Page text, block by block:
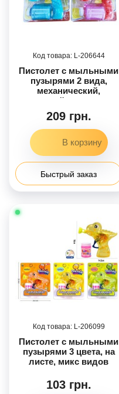
206644
Пистолет с мыльными
пузырями 2 вида,
механический,
мыльный раствор, на
листьях
209 грн.
Быстрый заказ
206099
Пистолет с мыльными
пузырями 3 цвета, на
листе, микс видов
103 грн.